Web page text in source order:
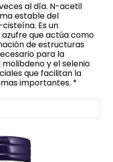
al día. N-acetil
estable del
Es un
que actúa como
de estructuras
para la
y el selenio
que facilitan la
importantes. *